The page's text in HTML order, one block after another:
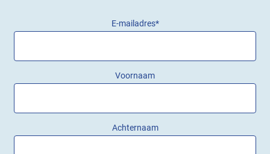
E-mailadres*
Voornaam
Achternaam